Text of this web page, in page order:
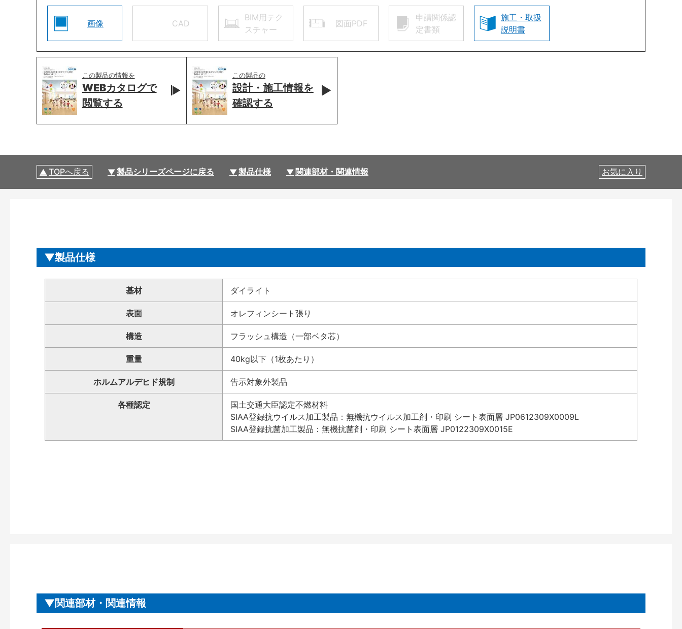
画像 CAD
BIM用テク
スチャー
図面PDF
申請関係認
定書類
施工・取扱
説明書
この製品の情報を
WEBカタログで
閲覧する
この製品の
設計・施工情報を
確認する
TOPへ戻る 製品シリーズページに戻る 製品仕様 関連部材・関連情報 お気に入り
製品仕様
基材 ダイライト
表面 オレフィンシート張り
構造 フラッシュ構造（一部ベタ芯）
重量 40kg以下（1枚あたり）
ホルムアルデヒド規制 告示対象外製品
各種認定
国土交通大臣認定不燃材料
SIAA登録抗ウイルス加工製品：無機抗ウイルス加工剤・印刷 シート表面層 JP0612309X0009L
SIAA登録抗菌加工製品：無機抗菌剤・印刷 シート表面層 JP0122309X0015E
関連部材・関連情報